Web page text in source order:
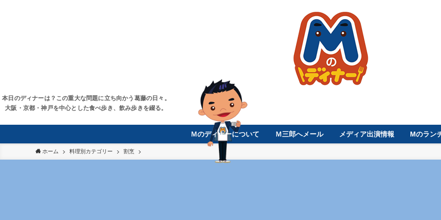
本日のディナーは？この重大な問題に立ち向かう葛藤の日々。
大阪・京都・神戸を中心とした食べ歩き、飲み歩きを綴る。
Ｍのディナーについて Ｍ三郎へメール メディア出演情報 Mのラン
ホーム 料理別カテゴリー 割烹